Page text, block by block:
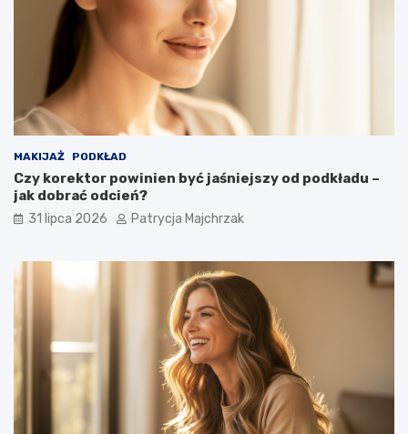
MAKIJAŻ PODKŁAD
Czy korektor powinien być jaśniejszy od podkładu –
jak dobrać odcień?
31 lipca 2026 Patrycja Majchrzak